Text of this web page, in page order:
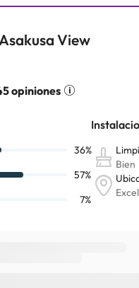
View
opiniones